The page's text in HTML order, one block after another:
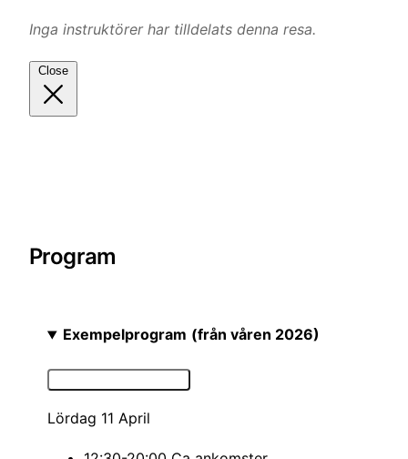
Inga instruktörer har tilldelats denna resa.
Close
Program
Exempelprogram (från våren 2026)
Lördag 11 April